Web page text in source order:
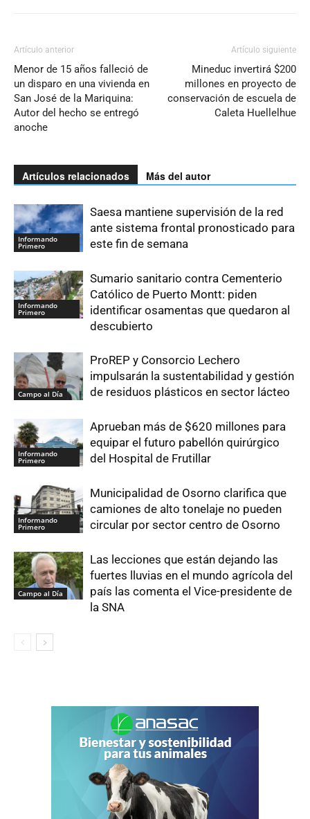
Artículo anterior
Menor de 15 años falleció de
un disparo en una vivienda en
San José de la Mariquina:
Autor del hecho se entregó
anoche
Artículo siguiente
Mineduc invertirá $200
millones en proyecto de
conservación de escuela de
Caleta Huellelhue
Artículos relacionados Más del autor
Informando
Primero
Saesa mantiene supervisión de la red
ante sistema frontal pronosticado para
este fin de semana
Informando
Primero
Sumario sanitario contra Cementerio
Católico de Puerto Montt: piden
identificar osamentas que quedaron al
descubierto
Campo al Día
ProREP y Consorcio Lechero
impulsarán la sustentabilidad y gestión
de residuos plásticos en sector lácteo
Informando
Primero
Aprueban más de $620 millones para
equipar el futuro pabellón quirúrgico
del Hospital de Frutillar
Informando
Primero
Municipalidad de Osorno clarifica que
camiones de alto tonelaje no pueden
circular por sector centro de Osorno
Campo al Día
Las lecciones que están dejando las
fuertes lluvias en el mundo agrícola del
país las comenta el Vice-presidente de
la SNA